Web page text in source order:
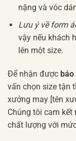
nặng và vóc
Lưu ý về form
vậy nếu khách
lên một size.
Để nhận được
vấn chọn size tận
xưởng may [tên
Chúng tôi cam
chất lượng với